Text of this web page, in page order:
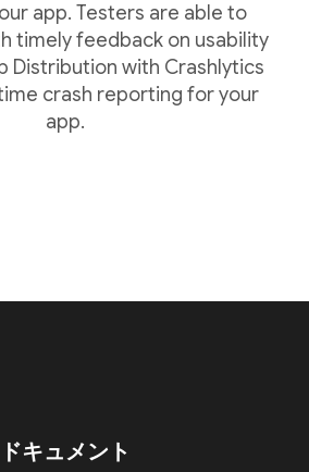
app. Testers are able to
timely feedback on usability
Distribution with Crashlytics
crash reporting for your
app.
ドキュメント